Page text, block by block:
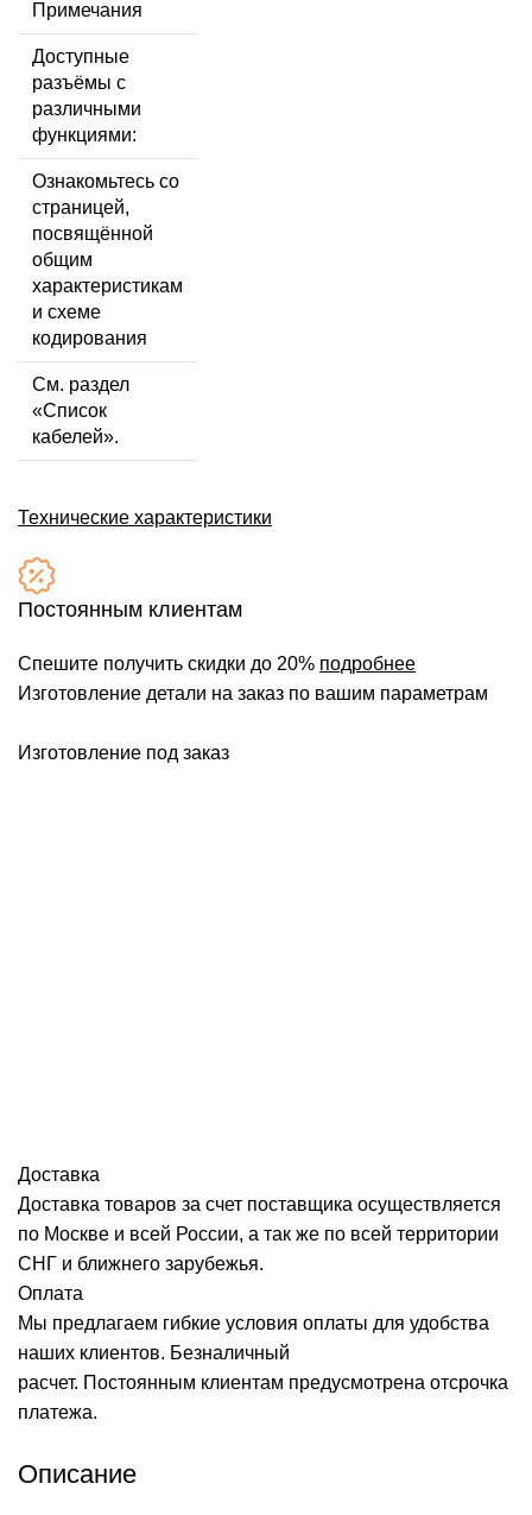
Примечания
Доступные
разъёмы с
различными
функциями:
Ознакомьтесь со
страницей,
посвящённой
общим
характеристикам
и схеме
кодирования
См. раздел
«Список
кабелей».
Технические характеристики
Постоянным клиентам
Спешите получить скидки до 20% подробнее
Изготовление детали на заказ по вашим параметрам
Изготовление под заказ
Доставка
Доставка товаров за счет поставщика осуществляется
по Москве и всей России, а так же по всей территории
СНГ и ближнего зарубежья.
Оплата
Мы предлагаем гибкие условия оплаты для удобства
наших клиентов. Безналичный
расчет. Постоянным клиентам предусмотрена отсрочка
платежа.
Описание